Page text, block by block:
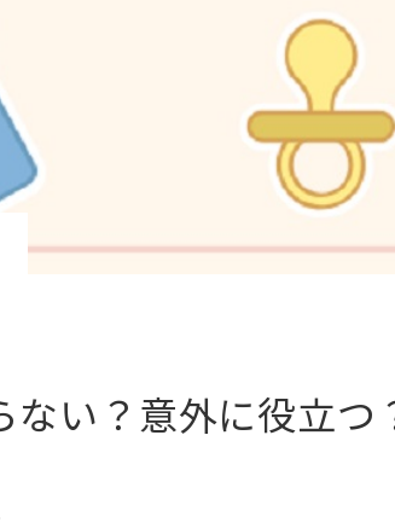
リノベ事例
ない？意外に役立つ